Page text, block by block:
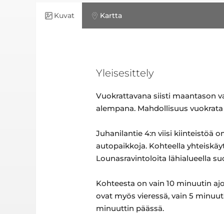
Kuvat Kartta
Yleisesittely
Vuokrattavana siisti maantason
alempana. Mahdollisuus
Juhanilantie 4:n viisi kiinteistöä
autopaikkoja. Kohteella
Lounasravintoloita lähialueella
Kohteesta on vain 10 minuutin
ovat myös vieressä, vain 5
minuuttin päässä.